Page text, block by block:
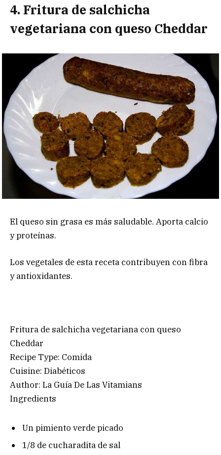
4. Fritura de salchicha
vegetariana con queso Cheddar
El queso sin grasa es más saludable. Aporta calcio
y proteínas.
Los vegetales de esta receta contribuyen con fibra
y antioxidantes.
Fritura de salchicha vegetariana con queso
Cheddar
Recipe Type: Comida
Cuisine: Diabéticos
Author: La Guía De Las Vitamians
Ingredients
Un pimiento verde picado
1/8 de cucharadita de sal